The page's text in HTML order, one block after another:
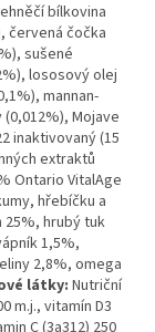
bílkovina
červená čočka
sušené
lososový olej
mannan-
Mojave
inaktivovaný (15
extraktů
Ontario VitalAge
hřebíčku a
hrubý tuk
1,5%,
2,8%, omega
látky: Nutriční
m.j., vitamín D3